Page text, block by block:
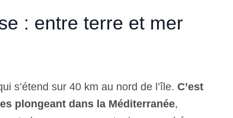
: entre terre et mer
s’étend sur 40 km au nord de l’île. C’est
plongeant dans la Méditerranée,